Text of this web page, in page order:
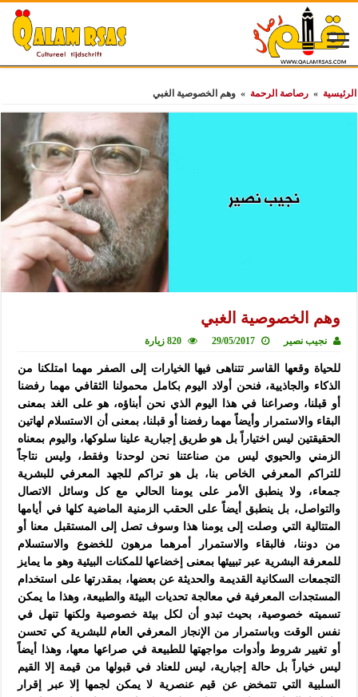
الرئيسية » رصاصة الرحمة » وهم الخصوصية الغبي
وهم الخصوصية الغبي
نجيب نصير 29/05/2017 820 زيارة
للحياة وقعها القاسر تتناهى فيها الخيارات إلى الصفر مهما امتلكنا من
الذكاء والجاذيية، فنحن أولاد اليوم بكامل محمولنا الثقافي مهما رفضنا
أو قبلنا، وصراعنا في هذا اليوم الذي نحن أبناؤه، هو على الغد بمعنى
البقاء والاستمرار وأيضاً مهما رفضنا أو قبلنا، بمعنى أن الاستسلام لهاتين
الحقيقتين ليس اختياراً بل هو طريق إجبارية علينا سلوكها، واليوم بمعناه
الزمني والحيوي ليس من صناعتنا نحن لوحدنا وفقط، وليس نتاجاً
للتراكم المعرفي الخاص بنا، بل هو تراكم للجهد المعرفي للبشرية
جمعاء، ولا ينطبق الأمر على يومنا الحالي مع كل وسائل الاتصال
والتواصل، بل ينطبق أيضاً على الحقب الزمنية الماضية كلها في أيامها
المتتالية التي وصلت إلى يومنا هذا وسوف تصل إلى المستقبل معنا أو
من دوننا، فالبقاء والاستمرار أمرهما مرهون للخضوع والاستسلام
للمعرفة البشرية عبر تبييئها بمعنى إخضاعها للمكنات البيئية وهو ما يمايز
التجمعات السكانية القديمة والحديثة عن بعضها، بمقدرتها على استخدام
المستجدات المعرفية في معالجة تحديات البيئة والطبيعة، وهذا ما يمكن
تسميته خصوصية، بحيث تبدو أن لكل بيئة خصوصية ولكنها تنهل في
نفس الوقت وباستمرار من الإنجاز المعرفي العام للبشرية كي تحسن
أو تغيير شروط وأدوات مواجهتها للطبيعة في صراعها معها، وهذا أيضاً
ليس خياراً بل حالة إجبارية، ليس للعناد في قبولها من قيمة إلا القيم
السلبية التي تتمخض عن قيم عنصرية لا يمكن لجمها إلا عبر إقرار